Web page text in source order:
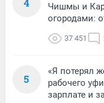
4
Чишмы и
огородами:
37 451
5
«Я потерял
рабочего
зарплате и